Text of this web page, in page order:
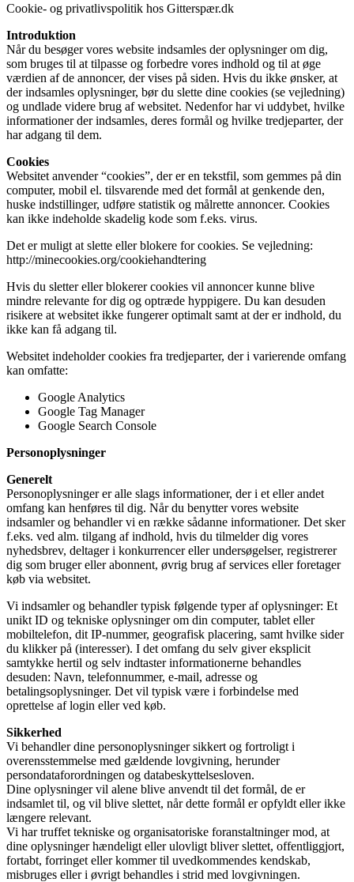
Cookie- og privatlivspolitik hos Gitterspær.dk
Introduktion
Når du besøger vores website indsamles der oplysninger om dig,
som bruges til at tilpasse og forbedre vores indhold og til at øge
værdien af de annoncer, der vises på siden. Hvis du ikke ønsker, at
der indsamles oplysninger, bør du slette dine cookies (se vejledning)
og undlade videre brug af websitet. Nedenfor har vi uddybet, hvilke
informationer der indsamles, deres formål og hvilke tredjeparter, der
har adgang til dem.
Cookies
Websitet anvender “cookies”, der er en tekstfil, som gemmes på din
computer, mobil el. tilsvarende med det formål at genkende den,
huske indstillinger, udføre statistik og målrette annoncer. Cookies
kan ikke indeholde skadelig kode som f.eks. virus.
Det er muligt at slette eller blokere for cookies. Se vejledning:
http://minecookies.org/cookiehandtering
Hvis du sletter eller blokerer cookies vil annoncer kunne blive
mindre relevante for dig og optræde hyppigere. Du kan desuden
risikere at websitet ikke fungerer optimalt samt at der er indhold, du
ikke kan få adgang til.
Websitet indeholder cookies fra tredjeparter, der i varierende omfang
kan omfatte:
Google Analytics
Google Tag Manager
Google Search Console
Personoplysninger
Generelt
Personoplysninger er alle slags informationer, der i et eller andet
omfang kan henføres til dig. Når du benytter vores website
indsamler og behandler vi en række sådanne informationer. Det sker
f.eks. ved alm. tilgang af indhold, hvis du tilmelder dig vores
nyhedsbrev, deltager i konkurrencer eller undersøgelser, registrerer
dig som bruger eller abonnent, øvrig brug af services eller foretager
køb via websitet.
Vi indsamler og behandler typisk følgende typer af oplysninger: Et
unikt ID og tekniske oplysninger om din computer, tablet eller
mobiltelefon, dit IP-nummer, geografisk placering, samt hvilke sider
du klikker på (interesser). I det omfang du selv giver eksplicit
samtykke hertil og selv indtaster informationerne behandles
desuden: Navn, telefonnummer, e-mail, adresse og
betalingsoplysninger. Det vil typisk være i forbindelse med
oprettelse af login eller ved køb.
Sikkerhed
Vi behandler dine personoplysninger sikkert og fortroligt i
overensstemmelse med gældende lovgivning, herunder
persondataforordningen og databeskyttelsesloven.
Dine oplysninger vil alene blive anvendt til det formål, de er
indsamlet til, og vil blive slettet, når dette formål er opfyldt eller ikke
længere relevant.
Vi har truffet tekniske og organisatoriske foranstaltninger mod, at
dine oplysninger hændeligt eller ulovligt bliver slettet, offentliggjort,
fortabt, forringet eller kommer til uvedkommendes kendskab,
misbruges eller i øvrigt behandles i strid med lovgivningen.